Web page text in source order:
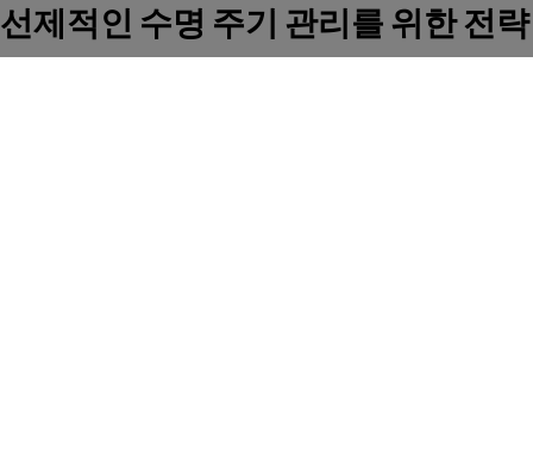
선제적인 수명 주기 관리를 위한 전략